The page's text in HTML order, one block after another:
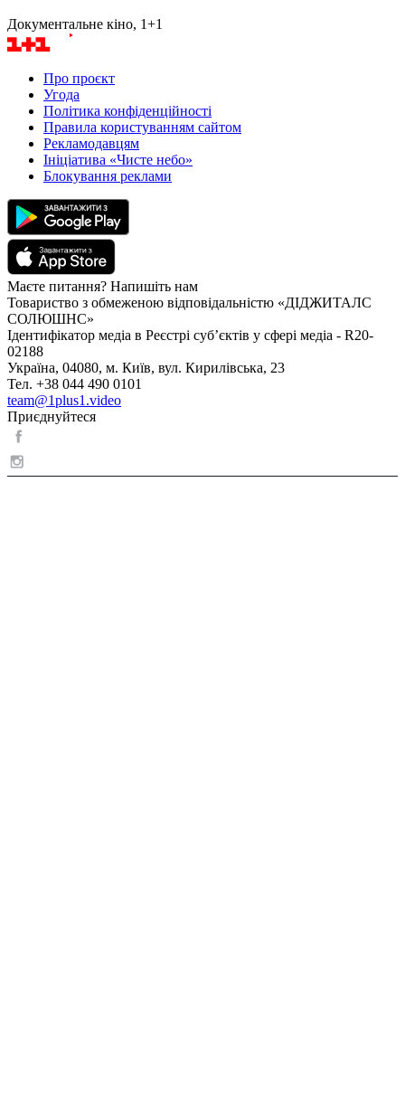
Документальне кіно, 1+1
Про проєкт
Угода
Політика конфіденційності
Правила користуванням сайтом
Рекламодавцям
Ініціатива «Чисте небо»
Блокування реклами
Маєте питання? Напишіть нам
Товариство з обмеженою відповідальністю «ДІДЖИТАЛС
СОЛЮШНС»
Ідентифікатор медіа в Реєстрі суб’єктів у сфері медіа - R20-
02188
Україна, 04080, м. Київ, вул. Кирилівська, 23
Тел. +38 044 490 0101
team@1plus1.video
Приєднуйтеся